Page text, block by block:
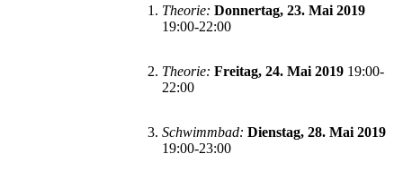
Theorie: Donnertag, 23. Mai 2019
19:00-22:00
Theorie: Freitag, 24. Mai 2019 19:00-
22:00
Schwimmbad: Dienstag, 28. Mai 2019
19:00-23:00